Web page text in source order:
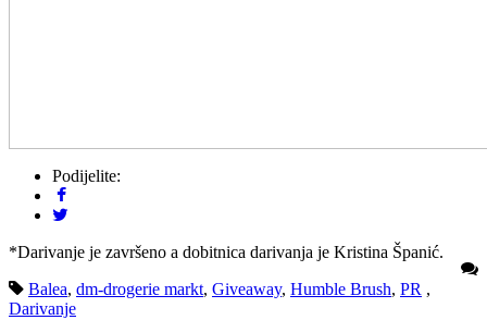
Podijelite:
*Darivanje je završeno a dobitnica darivanja je Kristina Španić.
Balea, dm-drogerie markt, Giveaway, Humble Brush, PR ,
Darivanje